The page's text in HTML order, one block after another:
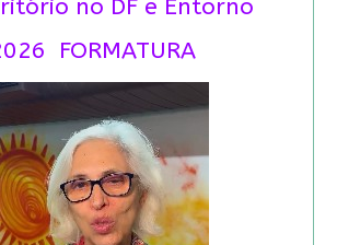
no DF e Entorno
FORMATURA